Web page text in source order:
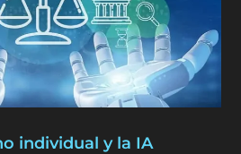
individual y la IA